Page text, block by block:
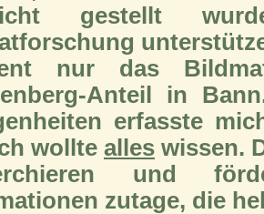
gestellt
nur das
Anteil in
erfasste
wollte alles wissen.
und
zutage, die